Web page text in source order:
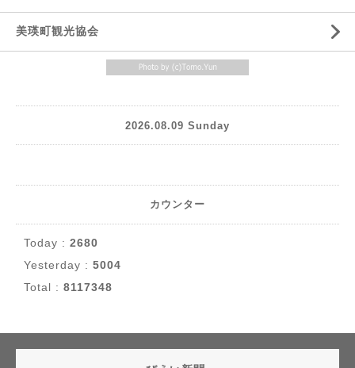
美瑛町観光協会
2026.08.09 Sunday
カウンター
Today : 2680
Yesterday : 5004
Total : 8117348